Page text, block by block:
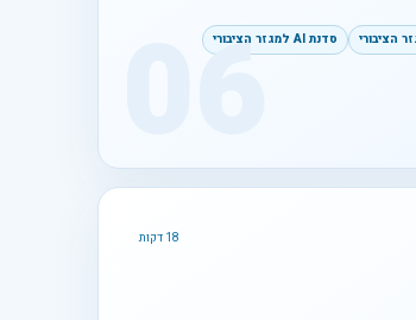
הציבורי סדנת AI למגזר הציבורי 06
18 דקות